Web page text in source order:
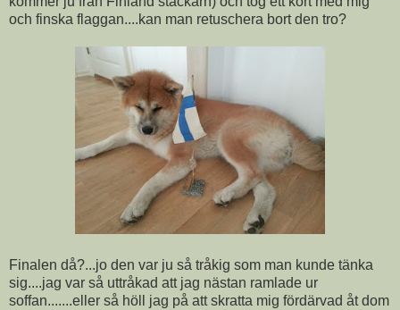
och finska flaggan....kan man retuschera bort den tro?
Finalen då?...jo den var ju så tråkig som man kunde tänka
sig....jag var så uttråkad att jag nästan ramlade ur
soffan.......eller så höll jag på att skratta mig fördärvad åt dom